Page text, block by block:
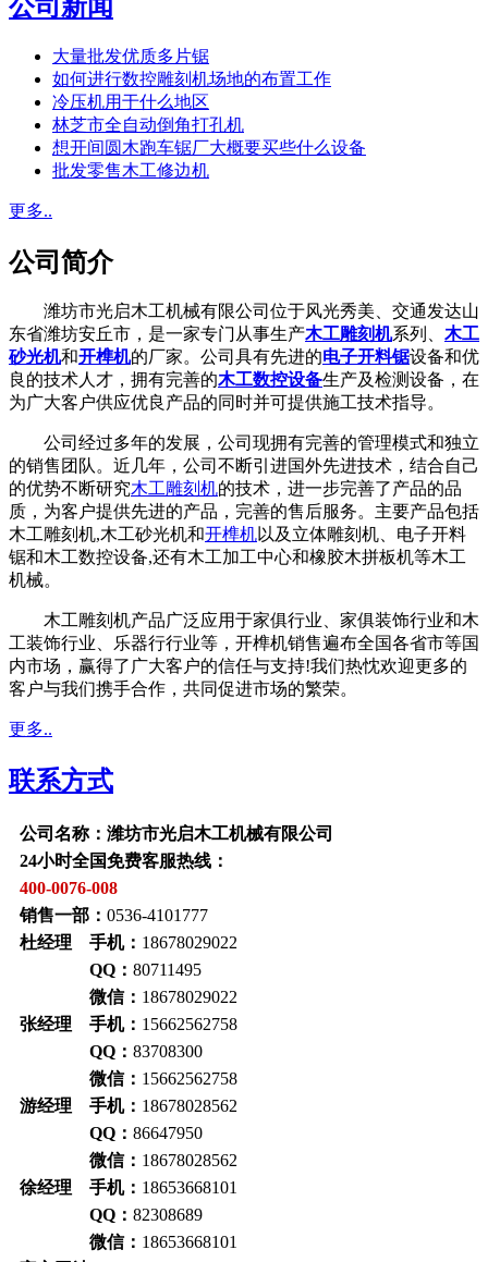
公司新闻
大量批发优质多片锯
如何进行数控雕刻机场地的布置工作
冷压机用于什么地区
林芝市全自动倒角打孔机
想开间圆木跑车锯厂大概要买些什么设备
批发零售木工修边机
更多..
公司简介
潍坊市光启木工机械有限公司位于风光秀美、交通发达山
东省潍坊安丘市，是一家专门从事生产木工雕刻机系列、 木工
砂光机和开榫机的厂家。公司具有先进的电子开料锯设备和优
良的技术人才，拥有完善的木工数控设备生产及检测设备，在
为广大客户供应优良产品的同时并可提供施工技术指导。
公司经过多年的发展，公司现拥有完善的管理模式和独立
的销售团队。近几年，公司不断引进国外先进技术，结合自己
的优势不断研究木工雕刻机的技术，进一步完善了产品的品
质，为客户提供先进的产品，完善的售后服务。主要产品包括
木工雕刻机,木工砂光机和开榫机以及立体雕刻机、电子开料
锯和木工数控设备,还有木工加工中心和橡胶木拼板机等木工
机械。
木工雕刻机产品广泛应用于家俱行业、家俱装饰行业和木
工装饰行业、乐器行行业等，开榫机销售遍布全国各省市等国
内市场，赢得了广大客户的信任与支持!我们热忱欢迎更多的
客户与我们携手合作，共同促进市场的繁荣。
更多..
联系方式
公司名称：潍坊市光启木工机械有限公司
24小时全国免费客服热线：
400-0076-008
销售一部： 0536-4101777
杜经理 手机： 18678029022
QQ： 80711495
微信： 18678029022
张经理 手机： 15662562758
QQ： 83708300
微信： 15662562758
游经理 手机： 18678028562
QQ： 86647950
微信： 18678028562
徐经理 手机： 18653668101
QQ： 82308689
微信： 18653668101